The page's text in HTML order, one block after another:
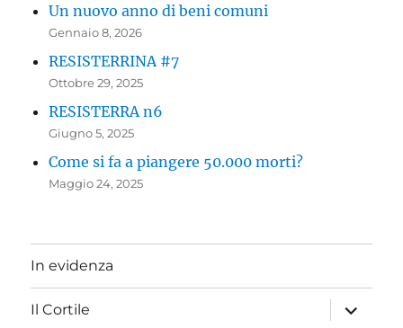
Un nuovo anno di beni comuni
Gennaio 8, 2026
RESISTERRINA #7
Ottobre 29, 2025
RESISTERRA n6
Giugno 5, 2025
Come si fa a piangere 50.000 morti?
Maggio 24, 2025
In evidenza
Il Cortile
apri
i